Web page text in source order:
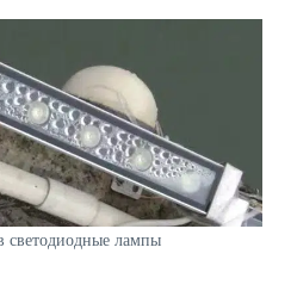
светодиодные лампы